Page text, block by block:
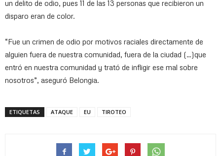
un delito de odio, pues 11 de las 13 personas que recibieron un
disparo eran de color.
“Fue un crimen de odio por motivos raciales directamente de
alguien fuera de nuestra comunidad, fuera de la ciudad (…)que
entró en nuestra comunidad y trató de infligir ese mal sobre
nosotros”, aseguró Belongia.
ETIQUETAS ATAQUE EU TIROTEO